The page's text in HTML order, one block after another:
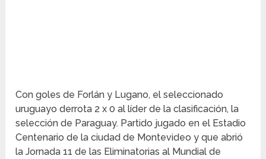
Con goles de Forlán y Lugano, el seleccionado
uruguayo derrota 2 x 0 al líder de la clasificación, la
selección de Paraguay. Partido jugado en el Estadio
Centenario de la ciudad de Montevideo y que abrió
la Jornada 11 de las Eliminatorias al Mundial de